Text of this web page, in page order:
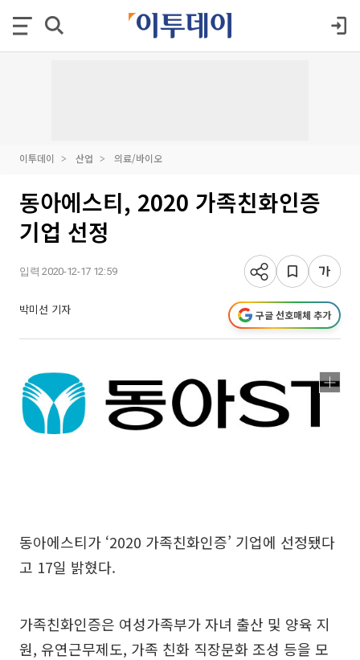
이투데이 산업 의료/바이오
동아에스티, 2020 가족친화인증
기업 선정
입력 2020-12-17 12:59
박미선 기자 구글 선호매체 추가
동아에스티가 ‘2020 가족친화인증’ 기업에 선정됐다
고 17일 밝혔다.
가족친화인증은 여성가족부가 자녀 출산 및 양육 지
원, 유연근무제도, 가족 친화 직장문화 조성 등을 모